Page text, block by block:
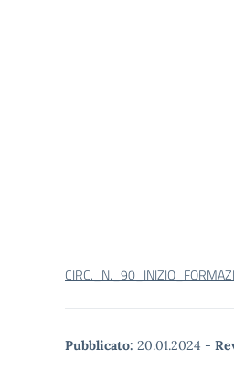
Pubblicato: 20.01.2024 -